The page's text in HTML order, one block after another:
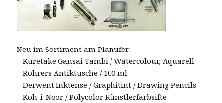
Neu im Sortiment am Planufer:
– Kuretake Gansai Tambi / Watercolour, Aquarell
– Rohrers Antiktusche / 100 ml
– Derwent Inktense / Graphitint / Drawing Pencils
– Koh-i-Noor / Polycolor Künstlerfarbsifte